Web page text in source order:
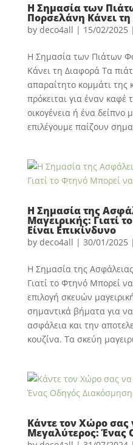
Η Σημασία των
Πορσελάνη Κάνει
by deco4all | 15/02/2025 |
Η Σημασία των Πιάτων
Κάνει τη Διαφορά Τα
απαραίτητο κομμάτι της
πρόκειται για έναν
οικογένεια ή ένα δείπνο
επιλέγουμε παίζουν
Η Σημασία της
Μαγειρικής: Γιατί
Είναι Επικίνδυνο
by deco4all | 30/01/2025 |
Η Σημασία της
Γιατί το Φτηνό Μπορεί
επιλογή σκευών
σημαντικά βήματα για
ασφάλεια και την
κουζίνα. Τα σκεύη
Κάντε τον Χώρο σας
Μεγαλύτερος: Ένας